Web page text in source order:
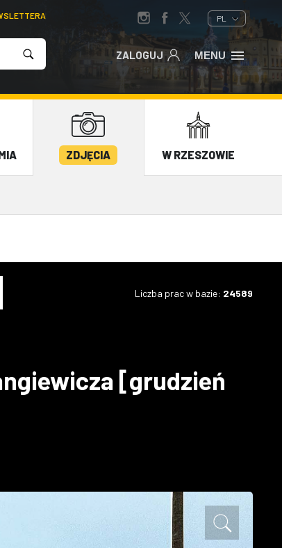
PL
ZALOGUJ MENU
ZDJĘCIA W RZESZOWIE
Liczba prac w bazie: 24589
[grudzień